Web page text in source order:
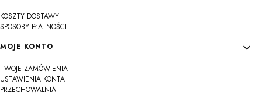
KOSZTY DOSTAWY
SPOSOBY PŁATNOŚCI
MOJE KONTO
TWOJE ZAMÓWIENIA
USTAWIENIA KONTA
PRZECHOWALNIA